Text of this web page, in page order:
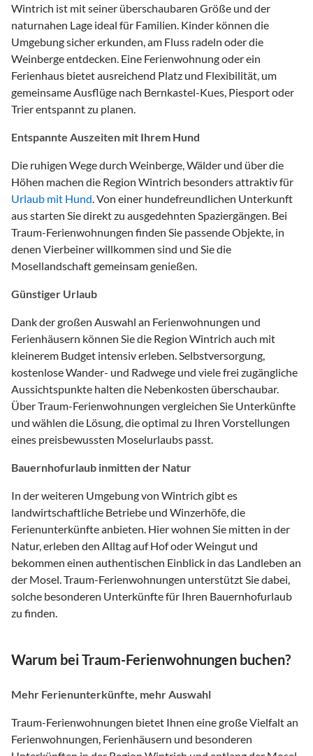
Wintrich ist mit seiner überschaubaren Größe und der
naturnahen Lage ideal für Familien. Kinder können die
Umgebung sicher erkunden, am Fluss radeln oder die
Weinberge entdecken. Eine Ferienwohnung oder ein
Ferienhaus bietet ausreichend Platz und Flexibilität, um
gemeinsame Ausflüge nach Bernkastel-Kues, Piesport oder
Trier entspannt zu planen.
Entspannte Auszeiten mit Ihrem Hund
Die ruhigen Wege durch Weinberge, Wälder und über die
Höhen machen die Region Wintrich besonders attraktiv für
Urlaub mit Hund. Von einer hundefreundlichen Unterkunft
aus starten Sie direkt zu ausgedehnten Spaziergängen. Bei
Traum-Ferienwohnungen finden Sie passende Objekte, in
denen Vierbeiner willkommen sind und Sie die
Mosellandschaft gemeinsam genießen.
Günstiger Urlaub
Dank der großen Auswahl an Ferienwohnungen und
Ferienhäusern können Sie die Region Wintrich auch mit
kleinerem Budget intensiv erleben. Selbstversorgung,
kostenlose Wander- und Radwege und viele frei zugängliche
Aussichtspunkte halten die Nebenkosten überschaubar.
Über Traum-Ferienwohnungen vergleichen Sie Unterkünfte
und wählen die Lösung, die optimal zu Ihren Vorstellungen
eines preisbewussten Moselurlaubs passt.
Bauernhofurlaub inmitten der Natur
In der weiteren Umgebung von Wintrich gibt es
landwirtschaftliche Betriebe und Winzerhöfe, die
Ferienunterkünfte anbieten. Hier wohnen Sie mitten in der
Natur, erleben den Alltag auf Hof oder Weingut und
bekommen einen authentischen Einblick in das Landleben an
der Mosel. Traum-Ferienwohnungen unterstützt Sie dabei,
solche besonderen Unterkünfte für Ihren Bauernhofurlaub
zu finden.
Warum bei Traum-Ferienwohnungen buchen?
Mehr Ferienunterkünfte, mehr Auswahl
Traum-Ferienwohnungen bietet Ihnen eine große Vielfalt an
Ferienwohnungen, Ferienhäusern und besonderen